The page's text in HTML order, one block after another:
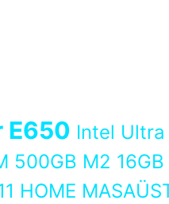
E650 Intel Ultra
500GB M2
HOME